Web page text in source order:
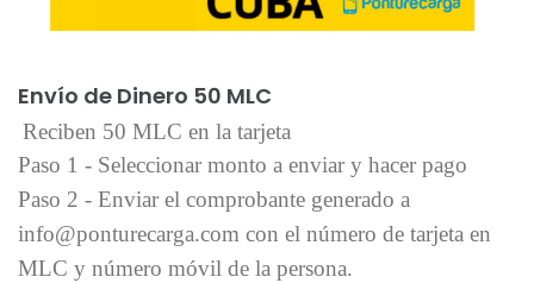
Envío de Dinero 50 MLC
Reciben 50 MLC en la tarjeta
Paso 1 - Seleccionar monto a enviar y hacer pago
Paso 2 - Enviar el comprobante generado a
info@ponturecarga.com con el número de tarjeta en
MLC y número móvil de la persona.